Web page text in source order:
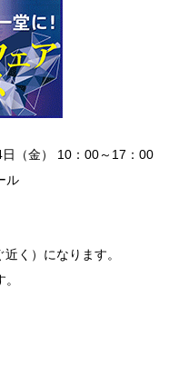
（金） 10：00～17：00
ル
く）になります。